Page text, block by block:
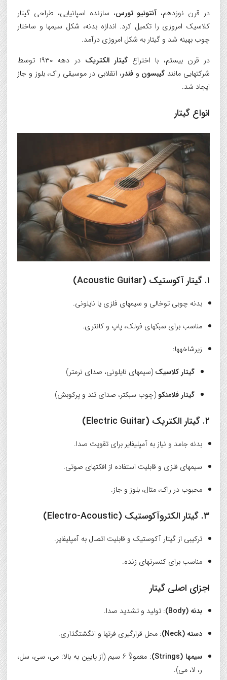
در قرن نوزدهم، آنتونیو تورس، سازنده اسپانیایی، طراحی گیتار
کلاسیک امروزی را تکمیل کرد. اندازه بدنه، شکل سیمها و ساختار
چوب بهینه شد و گیتار به شکل امروزی درآمد.
در قرن بیستم، با اختراع گیتار الکتریک
در دهه ۱۹۳۰ توسط
شرکتهایی مانند گیبسون وفندر، انقلابی در موسیقی راک، بلوز و جاز
ایجاد شد.
انواع گیتار
۱. گیتار آکوستیک (Acoustic Guitar)
بدنه چوبی توخالی و سیمهای فلزی یا نایلونی.
مناسب برای سبکهای فولک، پاپ و کانتری.
زیرشاخهها:
گیتار کلاسیک (سیمهای نایلونی، صدای نرمتر)
گیتار فلامنکو (چوب سبکتر، صدای تند و پرکوبش)
۲. گیتار الکتریک (Electric Guitar)
بدنه جامد و نیاز به آمپلیفایر برای تقویت صدا.
سیمهای فلزی و قابلیت استفاده از افکتهای صوتی.
محبوب در راک، متال، بلوز و جاز.
۳. گیتار الکتروآکوستیک (Electro-Acoustic)
ترکیبی از گیتار آکوستیک و قابلیت اتصال به آمپلیفایر.
مناسب برای کنسرتهای زنده.
اجزای اصلی گیتار
بدنه (Body)
: تولید و تشدید صدا.
دسته (Neck)
: محل قرارگیری فرتها و انگشتگذاری.
سیمها (Strings)
: معمولاً ۶ سیم (از پایین به بالا: می، سی، سل،
ر، لا، می).